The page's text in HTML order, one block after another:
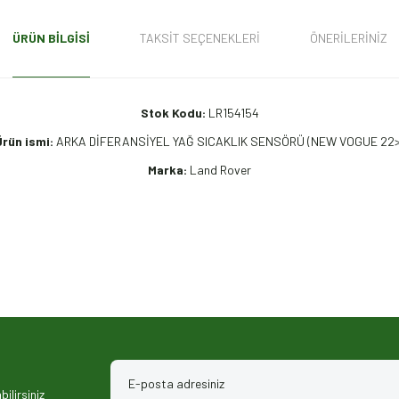
ÜRÜN BILGISI TAKSIT SEÇENEKLERI ÖNERILERINIZ
Stok Kodu: LR154154
ismi: ARKA DİFERANSİYEL YAĞ SICAKLIK SENSÖRÜ (NEW VOGUE
Marka: Land Rover